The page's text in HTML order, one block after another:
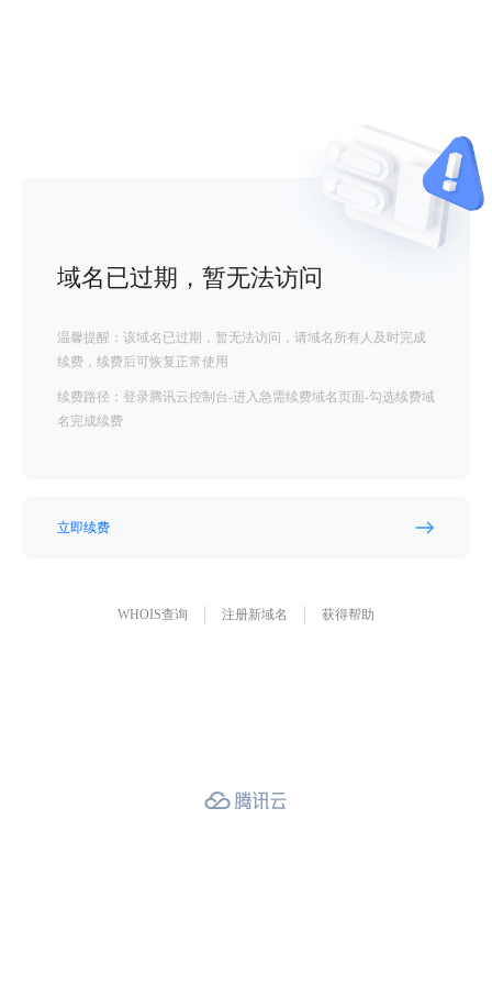
域名已过期，暂无法访问
温馨提醒：该域名已过期，暂无法访问，请域名所有人及时完成
续费，续费后可恢复正常使用
续费路径：登录腾讯云控制台-进入急需续费域名页面-勾选续费域
名完成续费
立即续费
WHOIS查询 注册新域名 获得帮助